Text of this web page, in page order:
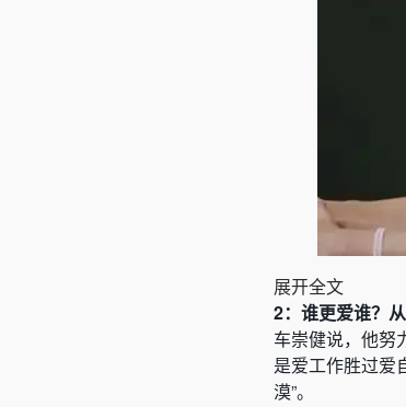
展开全文
2：谁更爱谁？
车崇健说，他努
是爱工作胜过爱
漠”。